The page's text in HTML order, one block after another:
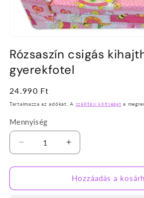
megnyitása
modális
párbeszédpanelen
Rózsaszín csigás
gyerekfotel
Normál
ár
24.990 Ft
Tartalmazza az adókat. A szállítási költséget a
Mennyiség
Rózsaszín
csigás
kihajtható
mennyiségének
Rózsaszín
csigás
kihajtható
gyerekfotel
mennyiségének
Hozzáadás a